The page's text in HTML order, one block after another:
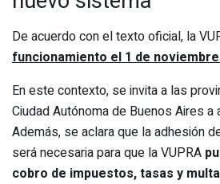
De acuerdo con el texto oficial, la
funcionamiento el 1 de
En este contexto, se invita a las
Ciudad Autónoma de Buenos Aires a
Además, se aclara que la adhesión
será necesaria para que la VUPRA
cobro de impuestos, tasas y